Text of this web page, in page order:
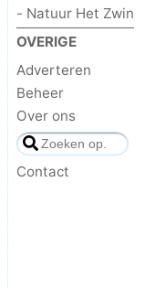
- Natuur Het Zwin
OVERIGE
Adverteren
Beheer
Over ons
Contact